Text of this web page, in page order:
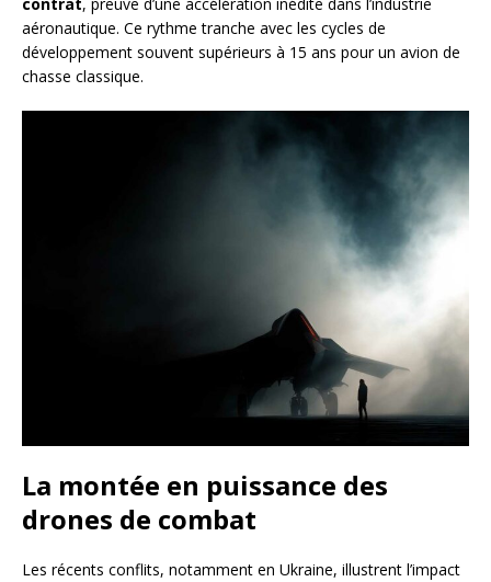
aéronautique. Ce rythme tranche avec les cycles de
développement souvent supérieurs à 15 ans pour un avion de
chasse classique.
La montée en puissance des
drones de combat
Les récents conflits, notamment en Ukraine, illustrent l’impact